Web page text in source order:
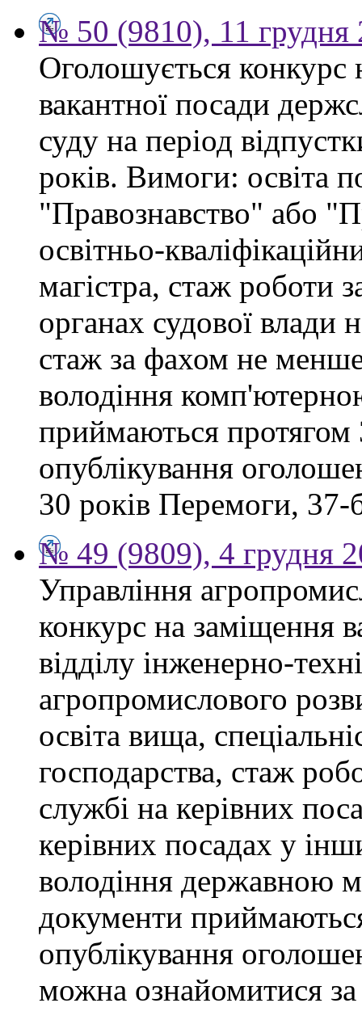
№ 50 (9810), 11 грудня
Оголошується конкурс
вакантної посади
суду на період
років. Вимоги: освіта
"Правознавство" або
освітньо-
магістра, стаж роботи
органах судової влади
стаж за фахом не
володіння
приймаються протягом
опублікування
30 років Перемоги,
№ 49 (9809), 4 грудня
Управління
конкурс на заміщення
відділу інженерно-
агропромислового
освіта вища,
господарства, стаж
службі на керівних
керівних посадах у
володіння державною
документи
опублікування
можна ознайомитися